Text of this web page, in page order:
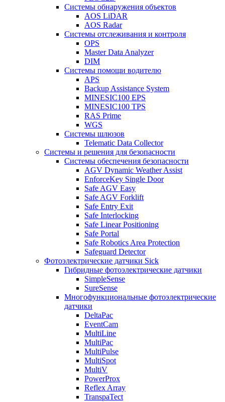
Системы обнаружения объектов
AOS LiDAR
AOS Radar
Системы отслеживания и контроля
OPS
Master Data Analyzer
DIM
Системы помощи водителю
APS
Backup Assistance System
MINESIC100 EPS
MINESIC100 TPS
RAS Prime
WGS
Системы шлюзов
Telematic Data Collector
Системы и решения для безопасности
Системы обеспечения безопасности
AGV Dynamic Weather Assist
EnforceKey Single Door
Safe AGV Easy
Safe AGV Forklift
Safe Entry Exit
Safe Interlocking
Safe Linear Positioning
Safe Portal
Safe Robotics Area Protection
Safeguard Detector
Фотоэлектрические датчики Sick
Гибридные фотоэлектрические датчики
SimpleSense
SureSense
Многофункциональные фотоэлектрические
датчики
DeltaPac
EventCam
MultiLine
MultiPac
MultiPulse
MultiSpot
MultiV
PowerProx
Reflex Array
TranspaTect